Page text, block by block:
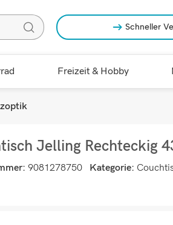
Schneller
Freizeit & Hobby
Jelling Rechteckig
9081278750 Kategorie: